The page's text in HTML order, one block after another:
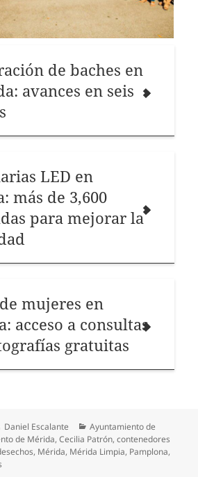
de baches en
avances en seis
LED en
más de 3,600
para mejorar la
mujeres en
acceso a consultas
gratuitas
Autor
Daniel Escalante Categorías
Ayuntamiento de
de Mérida,Cecilia Patrón,contenedores
, Mérida, Mérida Limpia, Pamplona,